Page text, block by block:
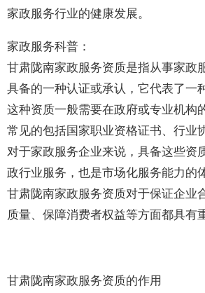
家政服务行业的健康发展。
家政服务科普：
甘肃陇南家政服务资质是指从事家政
具备的一种认证或承认，它代表了一
这种资质一般需要在政府或专业机构
常见的包括国家职业资格证书、行业
对于家政服务企业来说，具备这些资
政行业服务，也是市场化服务能力的
甘肃陇南家政服务资质对于保证企业
质量、保障消费者权益等方面都具有
甘肃陇南家政服务资质的作用